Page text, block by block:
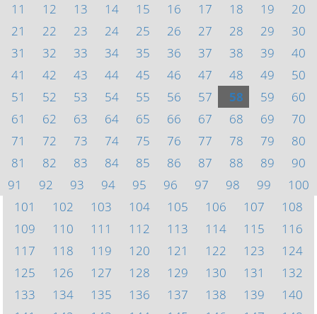
11
12 13 14 15 16 17 18 19
20
21
22 23 24 25 26 27 28 29
30
31
32 33 34 35 36 37 38 39
40
41
42 43 44 45 46 47 48 49
50
51
52 53 54 55 56 57 58 59
60
61
62 63 64 65 66 67 68 69
70
71
72 73 74 75 76 77 78 79
80
81
82 83 84 85 86 87 88 89
90
91
92 93 94 95 96 97 98 99
100
101
102 103 104 105 106 107
108
109
110 111 112 113 114 115
116
117
118 119 120 121 122 123
124
125
126 127 128 129 130 131
132
133
134 135 136 137 138 139
140